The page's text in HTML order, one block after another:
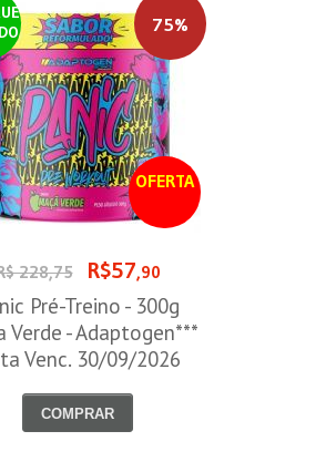
OFERTA
75%
228,75 R$57,90
Pré-Treino - 300g
Verde - Adaptogen***
Venc. 30/09/2026
COMPRAR